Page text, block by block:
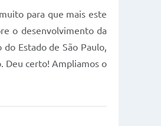
para que mais este
o desenvolvimento da
Estado de São Paulo,
Deu certo! Ampliamos o